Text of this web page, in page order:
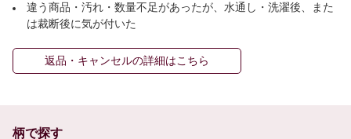
違う商品・汚れ・数量不足があったが、水通し・洗濯後、また
は裁断後に気が付いた
返品・キャンセルの詳細はこちら
柄で探す